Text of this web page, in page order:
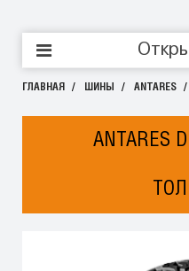
ГЛАВНАЯ ШИНЫ ANTARES
ANTARES